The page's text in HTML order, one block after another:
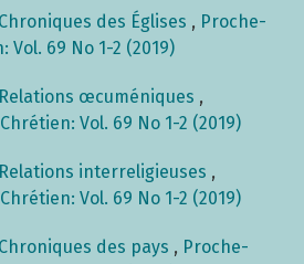
Chroniques des Églises , Proche-
Vol. 69 No 1-2 (2019)
Relations œcuméniques ,
Vol. 69 No 1-2 (2019)
Relations interreligieuses ,
Vol. 69 No 1-2 (2019)
Chroniques des pays , Proche-